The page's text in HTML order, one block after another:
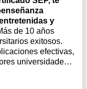
y
de 10 años
exitosos.
efectivas,
universidades.
con tu